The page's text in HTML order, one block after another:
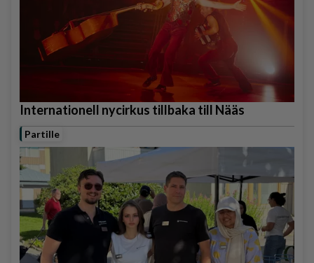
Internationell nycirkus tillbaka till Nääs
Partille